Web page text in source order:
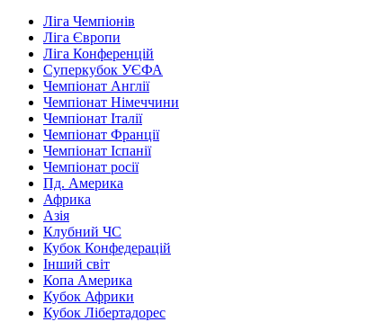
Ліга Чемпіонів
Ліга Європи
Ліга Конференцій
Суперкубок УЄФА
Чемпіонат Англії
Чемпіонат Німеччини
Чемпіонат Італії
Чемпіонат Франції
Чемпіонат Іспанії
Чемпіонат росії
Пд. Америка
Африка
Азія
Клубний ЧС
Кубок Конфедерацій
Інший світ
Копа Америка
Кубок Африки
Кубок Лібертадорес